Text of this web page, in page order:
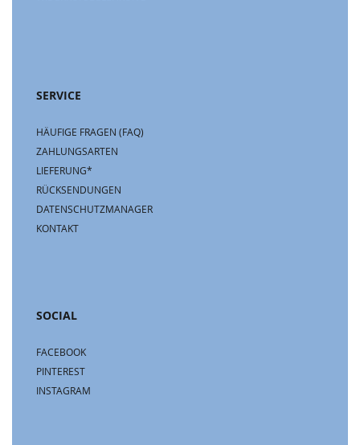
SERVICE
HÄUFIGE FRAGEN (FAQ)
ZAHLUNGSARTEN
LIEFERUNG*
RÜCKSENDUNGEN
DATENSCHUTZMANAGER
KONTAKT
SOCIAL
FACEBOOK
PINTEREST
INSTAGRAM